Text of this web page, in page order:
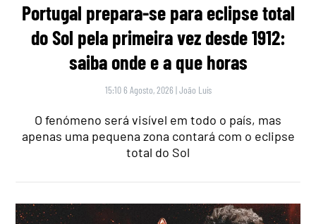
Portugal prepara-se para eclipse total
do Sol pela primeira vez desde 1912:
saiba onde e a que horas
15:10 6 Agosto, 2026 |João Luís
O fenómeno será visível em todo o país, mas
apenas uma pequena zona contará com o eclipse
total do Sol